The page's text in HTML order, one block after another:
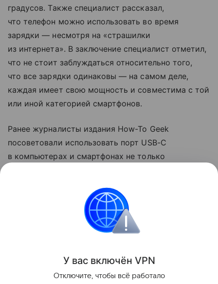
градусов. Также специалист рассказал,
что телефон можно использовать во время
зарядки — несмотря на «страшилки
из интернета». В заключение специалист отметил,
что не стоит заблуждаться относительно того,
что все зарядки одинаковы — на самом деле,
каждая имеет свою мощность и совместима с той
или иной категорией смартфонов.
Ранее журналисты издания How-To Geek
посоветовали использовать порт USB-C
в компьютерах и смартфонах не только
скорости и подключаться к мониторам.
Поделиться
У вас включён VPN
Отключите, чтобы всё работало